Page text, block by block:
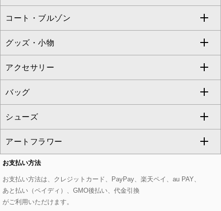
eur3
Maison de CINQ
カーディガン
アンサンブルセット
ベスト・ジレ
パーカー
タンクトップ・キャミソール
スウェット・ジャージー
その他のトップス
チュニック
ジャンパースカート
その他のワンピース・ドレス
クロップド・半端丈パンツ
ガウチョ・ワイドパンツ
ハーフ・ショート丈パンツ
サロペット・オールインワン
その他のパンツ
ロング・マキシ丈スカート
ひざ丈スカート
ミモレ丈スカート
ショート・ミニ丈スカート
その他のスカート
すべてのジャケット・スーツ
テーラードジャケット
ノーカラージャケット
セットアップ
セットアップジャケット
セットアップパンツ
セットアップスカート
セットアップワンピース
コート・ブルゾン
すべてのコート・ブルゾン
トレンチコート
ピーコート
ダッフルコート
チェスターコート
モッズコート
ステンカラーコート
グッズ・小物
すべてのグッズ・小物
マスク
ストール・マフラー・スヌード
ベルト・サスペンダー
帽子
ヘアアクセサリー
アクセサリー
すべてのアクセサリー
ネックレス
ピアス・イヤリング
ブレスレット・バングル
ブローチ・コサージュ
バッグ
すべてのバッグ
トートバッグ
ショルダーバッグ
ボストンバッグ
シューズ
すべてのシューズ
パンプス
スニーカー
アートフラワー
すべてのアートフラワー
ローズ
お支払い方法
お支払い方法は、クレジットカード、PayPay、楽天ペイ、au PAY、
あと払い（ペイディ）、GMO後払い、代金引換
がご利用いただけます。